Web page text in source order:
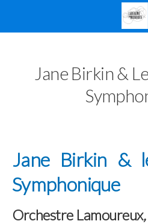
Jane Birkin &
Jane Birkin &
Symphonique
Orchestre Lamoureux